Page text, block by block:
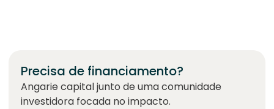
Precisa de financiamento?
Angarie capital junto de uma comunidade
investidora focada no impacto.